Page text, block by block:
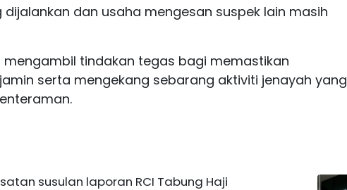
dijalankan dan usaha mengesan suspek lain masih
mengambil tindakan tegas bagi memastikan
serta mengekang sebarang aktiviti jenayah yang
susulan laporan RCI Tabung Haji